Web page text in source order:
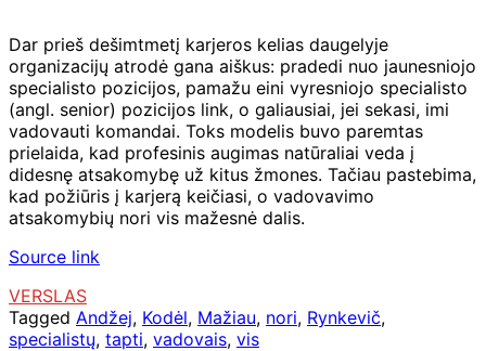
Dar prieš dešimtmetį karjeros kelias daugelyje
organizacijų atrodė gana aiškus: pradedi nuo jaunesniojo
specialisto pozicijos, pamažu eini vyresniojo specialisto
(angl. senior) pozicijos link, o galiausiai, jei sekasi, imi
vadovauti komandai. Toks modelis buvo paremtas
prielaida, kad profesinis augimas natūraliai veda į
didesnę atsakomybę už kitus žmones. Tačiau pastebima,
kad požiūris į karjerą keičiasi, o vadovavimo
atsakomybių nori vis mažesnė dalis.
Source link
VERSLAS
Tagged Andžej, Kodėl, Mažiau, nori, Rynkevič,
specialistų, tapti, vadovais, vis